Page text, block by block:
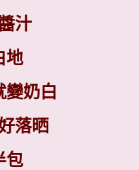
汁
地
變奶白
落晒
包